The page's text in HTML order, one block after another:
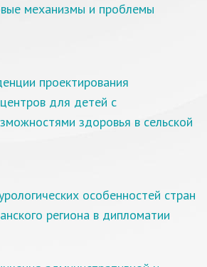
механизмы и проблемы
проектирования
для детей с
здоровья в сельской
особенностей стран
региона в дипломатии